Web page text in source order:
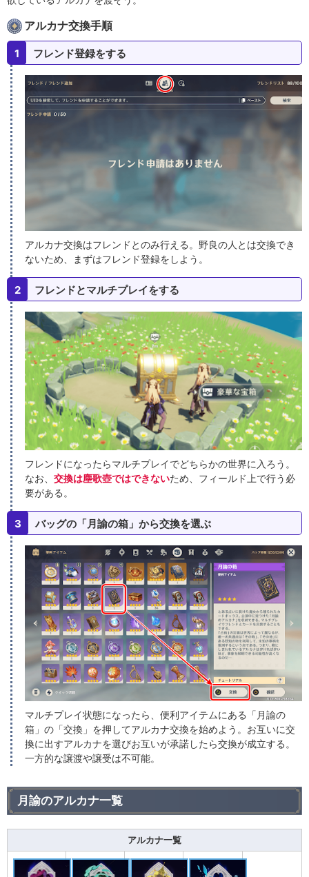
アルカナ交換手順
1 フレンド登録をする
アルカナ交換はフレンドとのみ行える。野良の人とは交換でき
ないため、まずはフレンド登録をしよう。
2 フレンドとマルチプレイをする
フレンドになったらマルチプレイでどちらかの世界に入ろう。
なお、 交換は塵歌壺ではできないため、フィールド上で行う必
要がある。
3 バッグの「月諭の箱」から交換を選ぶ
マルチプレイ状態になったら、便利アイテムにある「月諭の
箱」の「交換」を押してアルカナ交換を始めよう。お互いに交
換に出すアルカナを選びお互いが承諾したら交換が成立する。
一方的な譲渡や譲受は不可能。
月諭のアルカナ一覧
アルカナ一覧